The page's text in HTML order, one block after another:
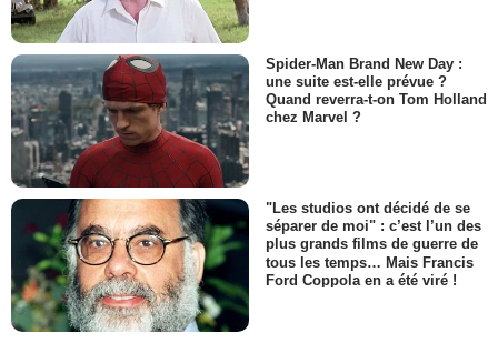
Spider-Man Brand New Day :
une suite est-elle prévue ?
Quand reverra-t-on Tom Holland
chez Marvel ?
"Les studios ont décidé de se
séparer de moi" : c’est l’un des
plus grands films de guerre de
tous les temps… Mais Francis
Ford Coppola en a été viré !